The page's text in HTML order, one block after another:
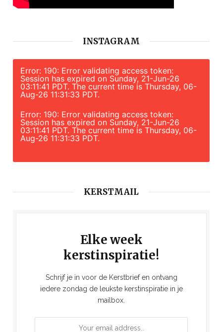
INSTAGRAM
Error: 190: Error validating access token:
Session has expired on Sunday, 21-Jun-26
03:11:41 PDT. The current time is Thursday, 06-
Aug-26 11:31:33 PDT.
Error: 190: Error validating access token:
Session has expired on Sunday, 21-Jun-26
03:11:41 PDT. The current time is Thursday, 06-
Aug-26 11:31:33 PDT.
KERSTMAIL
Elke week
kerstinspiratie!
Schrijf je in voor de Kerstbrief en ontvang
iedere zondag de leukste kerstinspiratie in je
mailbox.